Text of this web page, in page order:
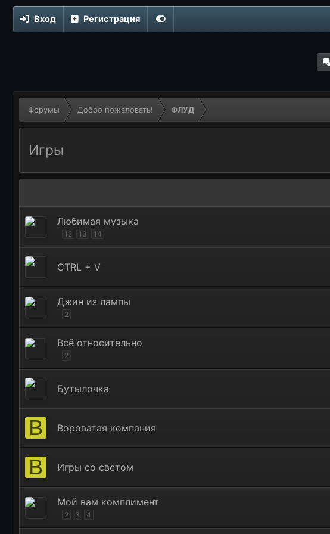
Вход Регистрация
Форумы Добро пожаловать! ФЛУД
Игры
Любимая музыка
12 13 14
CTRL + V
Джин из лампы
2
Всё относительно
2
Бутылочка
В Вороватая компания
В Игры со светом
Мой вам комплимент
2 3 4